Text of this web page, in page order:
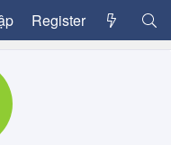
Register